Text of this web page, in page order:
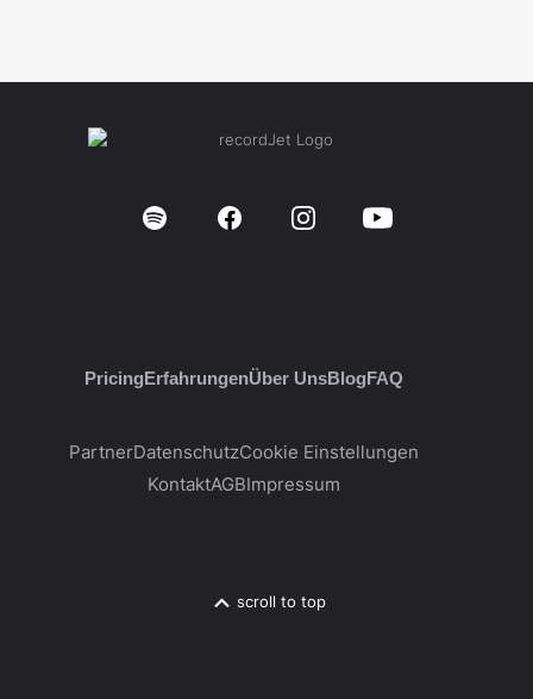
PricingErfahrungenÜber UnsBlogFAQ
PartnerDatenschutzCookie Einstellungen
KontaktAGBImpressum
scroll to top